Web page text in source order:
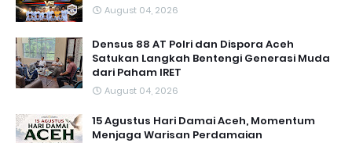
August 04, 2026
Densus 88 AT Polri dan Dispora Aceh
Satukan Langkah Bentengi Generasi Muda
dari Paham IRET
August 04, 2026
15 Agustus Hari Damai Aceh, Momentum
Menjaga Warisan Perdamaian